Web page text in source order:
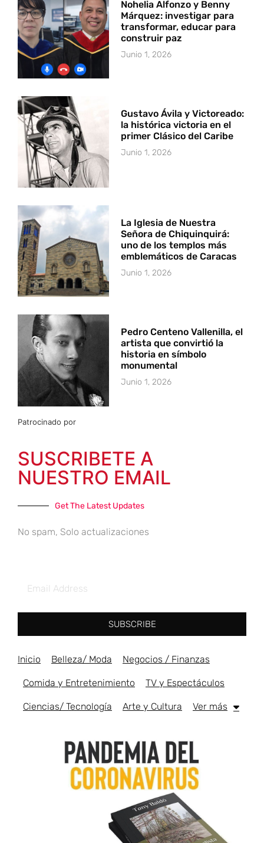
Nohelia Alfonzo y Benny
Márquez: investigar para
transformar, educar para
construir paz
Junio 1, 2026
Gustavo Ávila y Victoreado:
la histórica victoria en el
primer Clásico del Caribe
Junio 1, 2026
La Iglesia de Nuestra
Señora de Chiquinquirá:
uno de los templos más
emblemáticos de Caracas
Junio 1, 2026
Pedro Centeno Vallenilla, el
artista que convirtió la
historia en símbolo
monumental
Junio 1, 2026
Patrocinado por
SUSCRIBETE A
NUESTRO EMAIL
Get The Latest Updates
No spam, Solo actualizaciones
SUBSCRIBE
Inicio Belleza/ Moda Negocios / Finanzas
Comida y Entretenimiento TV y Espectáculos
Ciencias/ Tecnología Arte y Cultura Ver más